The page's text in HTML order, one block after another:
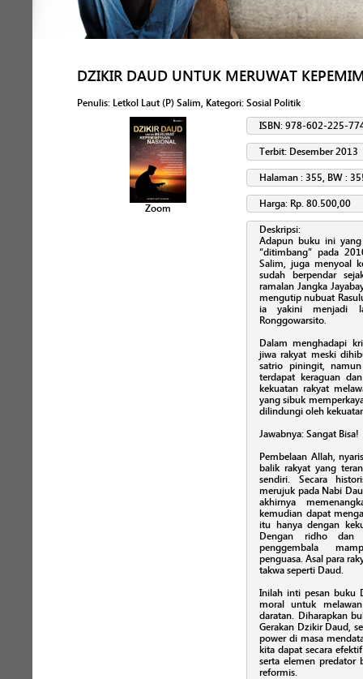
DZIKIR DAUD UNTUK MERUWAT
Penulis: Letkol Laut (P) Salim, Kategori: Sosial Politik
Zoom
ISBN: 978-602-225-
Terbit: Desember 2013
Halaman : 355, BW :
Harga: Rp. 80.500,00
Deskripsi:
Adapun buku ini yang
“ditimbang” pada
Salim, juga menyoal
sudah berpendar
ramalan Jangka
mengutip nubuat
ia yakini menjadi
Ronggowarsito.
Dalam menghadapi
jiwa rakyat meski
satrio piningit,
terdapat keraguan
kekuatan rakyat
yang sibuk
dilindungi oleh
Jawabnya: Sangat Bisa!
Pembelaan Allah,
balik rakyat yang
sendiri. Secara
merujuk pada Nabi
akhirnya
kemudian dapat
itu hanya dengan
Dengan ridho dan
penggembala
penguasa. Asal para
takwa seperti Daud.
Inilah inti pesan buku
moral untuk
daratan. Diharapkan
Gerakan Dzikir Daud,
power di masa
kita dapat secara
serta elemen predator
reformis.